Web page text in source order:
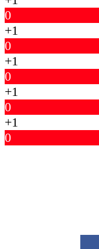
0
+1
0
+1
0
+1
0
+1
0